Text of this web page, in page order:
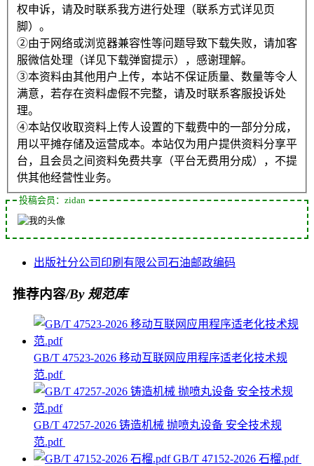
权申诉，请及时联系我方进行处理（联系方式详见页
脚）。
②由于网络或浏览器兼容性等问题导致下载失败，请加客
服微信处理（详见下载弹窗提示），感谢理解。
③本资料由其他用户上传，本站不保证质量、数量等令人
满意，若存在资料虚假不完整，请及时联系客服投诉处
理。
④本站仅收取资料上传人设置的下载费中的一部分分成，
用以平摊存储及运营成本。本站仅为用户提供资料分享平
台，且会员之间资料免费共享（平台无费用分成），不提
供其他经营性业务。
投稿会员：zidan
出版社分公司 印刷 有限公司石油邮政编码
推荐内容/By 规范库
GB/T 47523-2026 移动互联网应用程序适老化技术规
范.pdf
GB/T 47257-2026 铸造机械 抛喷丸设备 安全技术规
范.pdf
GB/T 47152-2026 石榴.pdf